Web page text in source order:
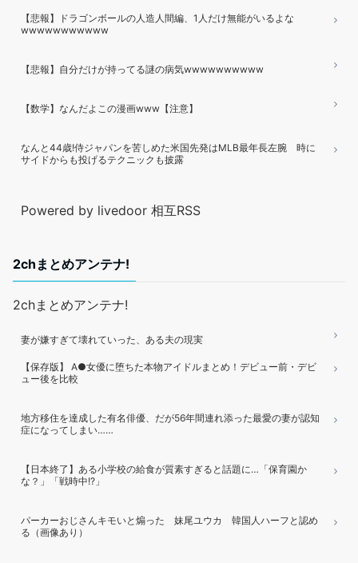
【悲報】ドラゴンボールの人造人間編、1人だけ無能がいるよな
wwwwwwwwwww
【悲報】自分だけが持ってる謎の病気wwwwwwwwww
【数学】なんだよこの漫画www【注意】
なんと44歳!侍ジャパンを苦しめた米国先発はMLB最年長左腕 時に
サイドからも投げるテクニックも披露
Powered by livedoor 相互RSS
2chまとめアンテナ!
2chまとめアンテナ!
妻が嫌すぎて壊れていった、ある夫の現実
【保存版】 A●女優に堕ちた本物アイドルまとめ！デビュー前・デビ
ュー後を比較
地方移住を達成した有名俳優、だが56年間連れ添った最愛の妻が認知
症になってしまい……
【日本終了】ある小学校の給食が質素すぎると話題に…「保育園か
な？」「戦時中!?」
パーカーおじさんキモいと煽った 妹尾ユウカ 韓国人ハーフと認め
る（画像あり）